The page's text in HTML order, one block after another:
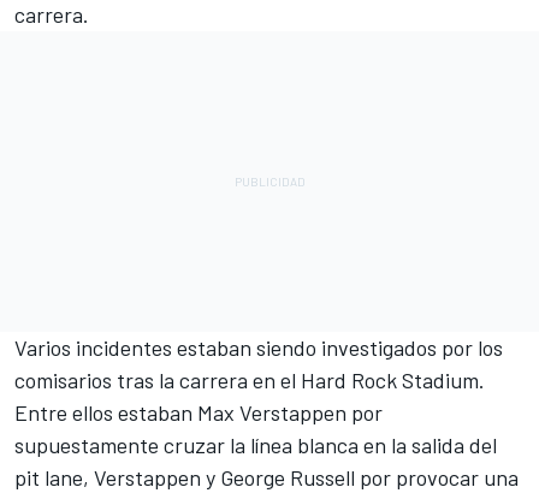
carrera.
Varios incidentes estaban siendo investigados por los
comisarios tras la carrera en el Hard Rock Stadium.
Entre ellos estaban Max Verstappen por
supuestamente cruzar la línea blanca en la salida del
pit lane, Verstappen y George Russell por provocar una